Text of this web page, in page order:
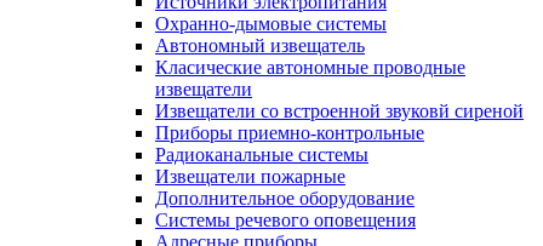
Охранно-дымовые системы
Автономный извещатель
Класические автономные проводные
извещатели
Извещатели со встроенной звуковй сиреной
Приборы приемно-контрольные
Радиоканальные системы
Извещатели пожарные
Дополнительное оборудование
Системы речевого оповещения
Адресные приборы